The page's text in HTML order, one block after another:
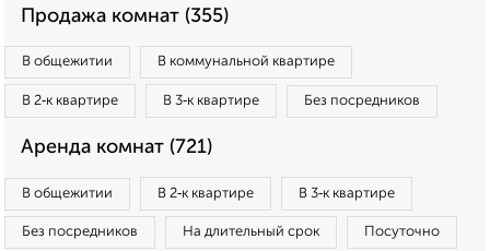
Продажа комнат (355)
В общежитии В коммунальной квартире
В 2‑к квартире В 3‑к квартире Без посредников
Аренда комнат (721)
В общежитии В 2‑к квартире В 3‑к квартире
Без посредников На длительный срок Посуточно